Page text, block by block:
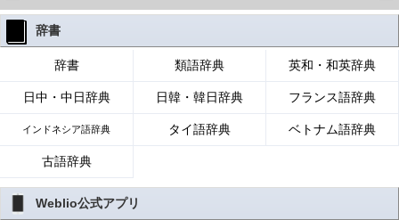
辞書
辞書 類語辞典 英和・和英辞典
日中・中日辞典 日韓・韓日辞典 フランス語辞典
インドネシア語辞典 タイ語辞典 ベトナム語辞典
古語辞典
Weblio公式アプリ